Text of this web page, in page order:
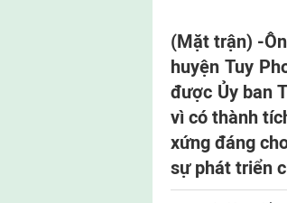
(Mặt trận) -
huyện Tuy
được Ủy ban
vì có thành
xứng đáng
sự phát triển